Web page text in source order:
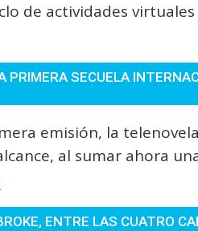
de actividades
PRIMERA SECUELA
emisión, la
al sumar ahora
ENTRE LAS CUATRO